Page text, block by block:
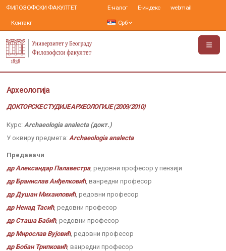
ФИЛОЗОФСКИ ФАКУЛТЕТ
Контакт
Е-налог Е-индекс webmail
Срб
Археологија
ДОКТОРСКЕ СТУДИЈЕ АРХЕОЛОГИЈЕ (2009/2010)
Курс: Archaeologia analecta (докт.)
У оквиру предмета: Archaeologia analecta
Предавачи
др Александар Палавестра, редовни професор у пензији
др Бранислав Анђелковић, ванредни професор
др Душан Михаиловић, редовни професор
др Ненад Тасић, редовни професор
др Сташа Бабић, редовни професор
др Мирослав Вујовић, редовни професор
др Бобан Трипковић, ванредни професор